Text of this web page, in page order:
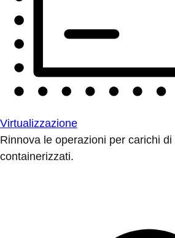
Virtualizzazione
Rinnova le operazioni per carichi
containerizzati.